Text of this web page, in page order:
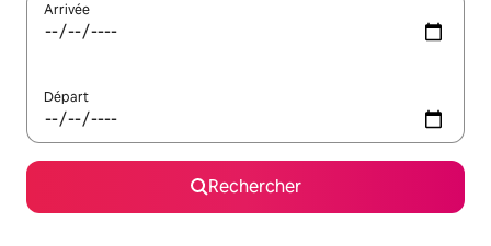
Arrivée
Départ
Rechercher